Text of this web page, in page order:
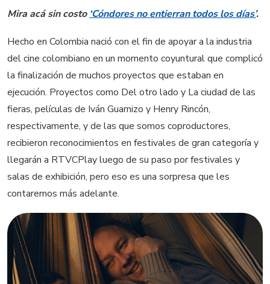
Mira acá sin costo‘Cóndores no entierran todos los días’.
Hecho en Colombia nació con el fin de apoyar a la industria
del cine colombiano en un momento coyuntural que complicó
la finalización de muchos proyectos que estaban en
ejecución. Proyectos como Del otro lado y La ciudad de las
fieras, películas de Iván Guarnizo y Henry Rincón,
respectivamente, y de las que somos coproductores,
recibieron reconocimientos en festivales de gran categoría y
llegarán a RTVCPlay luego de su paso por festivales y
salas de exhibición, pero eso es una sorpresa que les
contaremos más adelante.